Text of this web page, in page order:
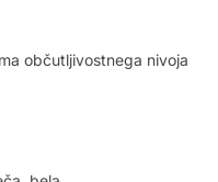
občutljivostnega nivoja